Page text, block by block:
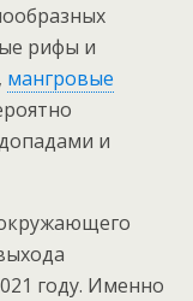
рифы и
мангровые
и
году. Именно